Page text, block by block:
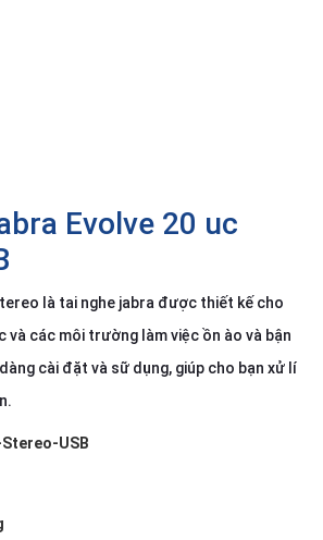
Evolve 20 uc
là tai nghe jabra được thiết kế cho
và các môi trường làm việc ồn ào và bận
cài đặt và sữ dụng, giúp cho bạn xử lí
USB